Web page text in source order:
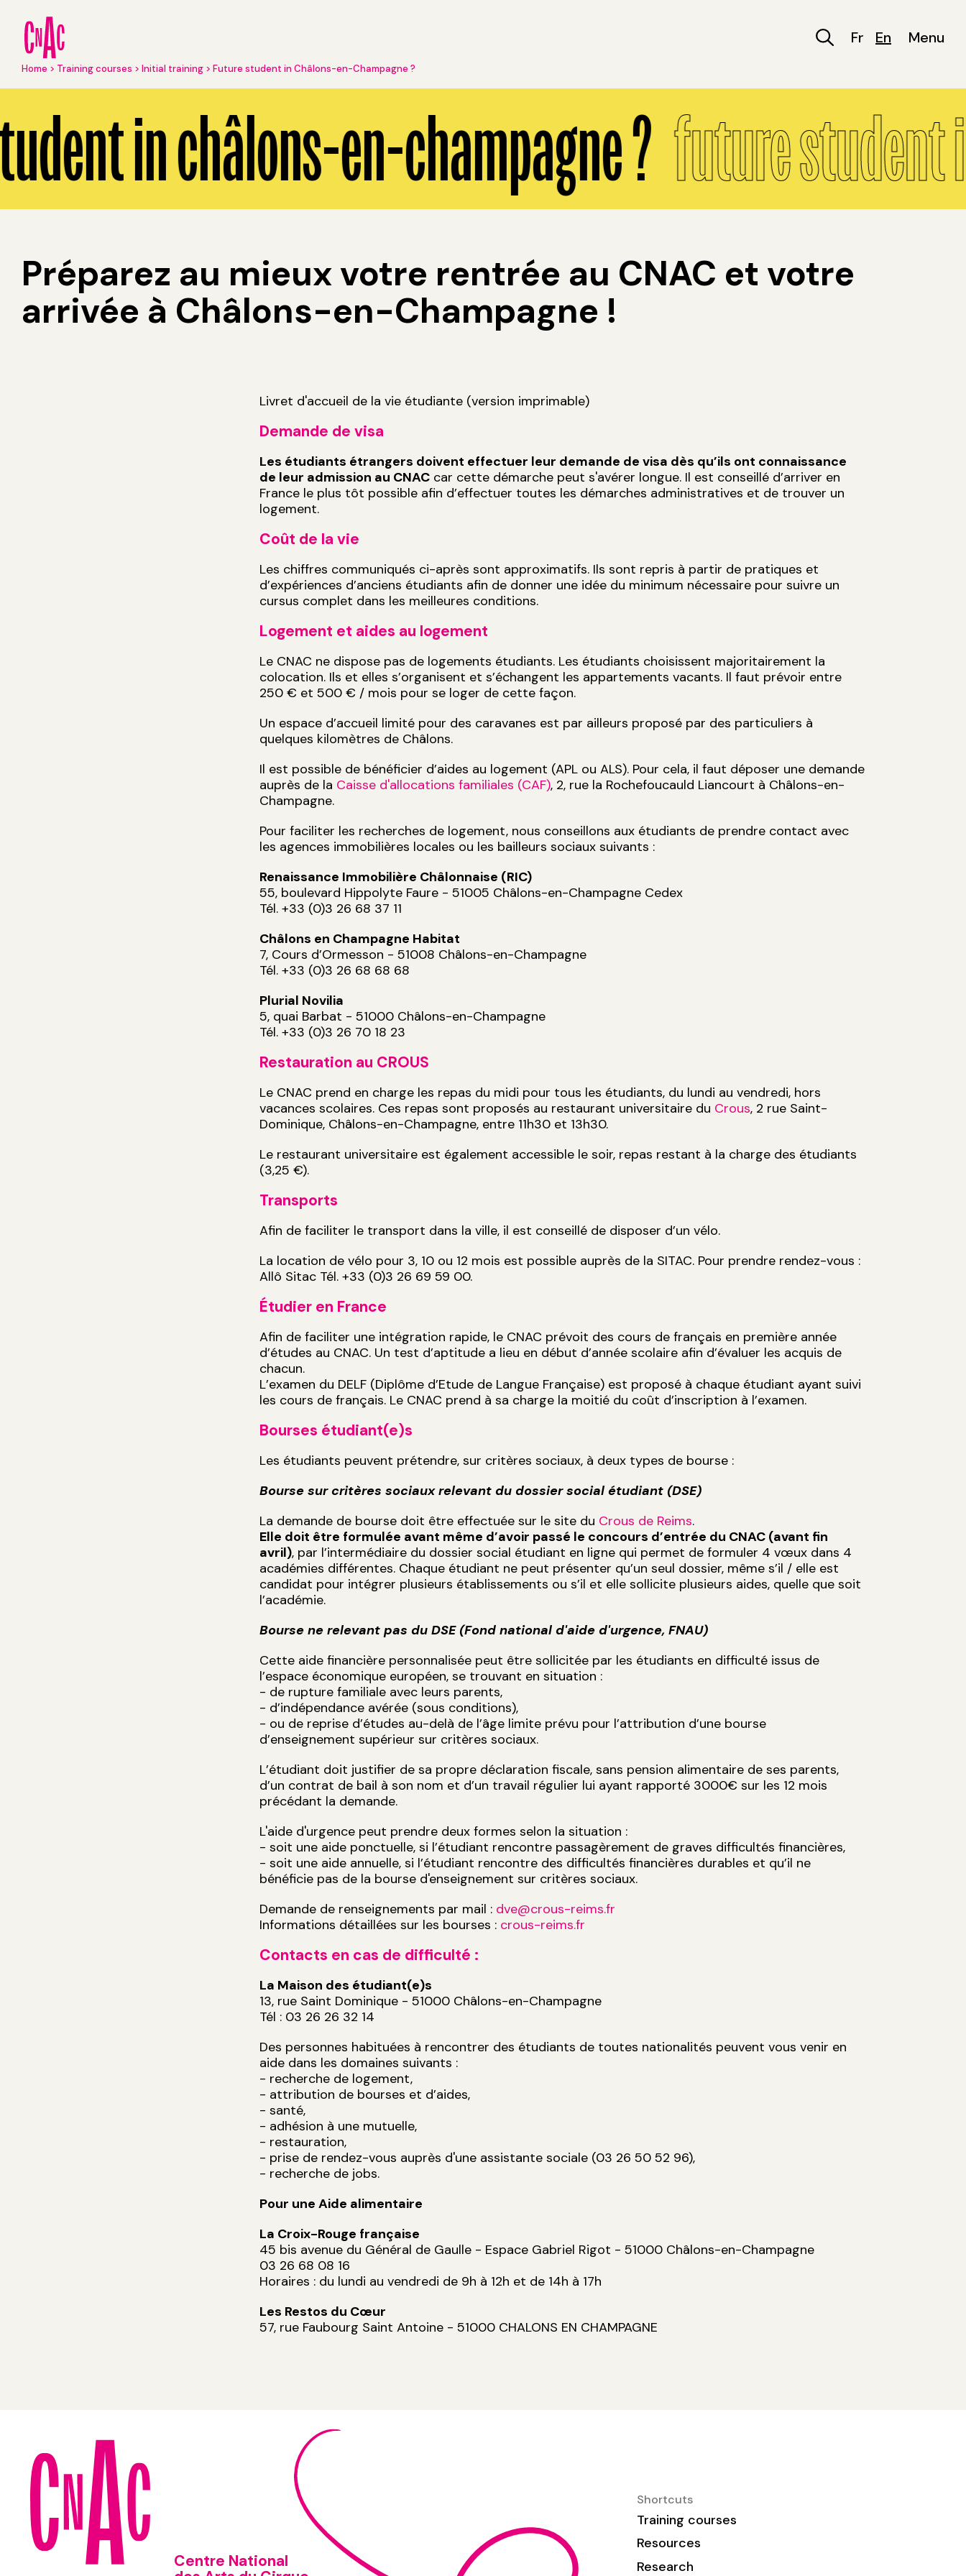
content
Fr En Menu
Breadcrumb
Home Training courses Initial training Future student in Châlons-en-Champagne ?
in châlons-en-champagne ? future student
Préparez au mieux votre rentrée au CNAC et votre
arrivée à Châlons-en-Champagne !
Livret d'accueil de la vie étudiante (version imprimable)
Demande de visa
Les étudiants étrangers doivent effectuer leur demande de visa dès qu’ils ont connaissance
de leur admission au CNAC car cette démarche peut s'avérer longue. Il est conseillé d’arriver en
France le plus tôt possible afin d’effectuer toutes les démarches administratives et de trouver un
logement.
Coût de la vie
Les chiffres communiqués ci-après sont approximatifs. Ils sont repris à partir de pratiques et
d’expériences d’anciens étudiants afin de donner une idée du minimum nécessaire pour suivre un
cursus complet dans les meilleures conditions.
Logement et aides au logement
Le CNAC ne dispose pas de logements étudiants. Les étudiants choisissent majoritairement la
colocation. Ils et elles s’organisent et s’échangent les appartements vacants. Il faut prévoir entre
250 € et 500 € / mois pour se loger de cette façon.
Un espace d’accueil limité pour des caravanes est par ailleurs proposé par des particuliers à
quelques kilomètres de Châlons.
Il est possible de bénéficier d’aides au logement (APL ou ALS). Pour cela, il faut déposer une demande
auprès de la Caisse d'allocations familiales (CAF), 2, rue la Rochefoucauld Liancourt à Châlons-en-
Champagne.
Pour faciliter les recherches de logement, nous conseillons aux étudiants de prendre contact avec
les agences immobilières locales ou les bailleurs sociaux suivants :
Renaissance Immobilière Châlonnaise (RIC)
55, boulevard Hippolyte Faure - 51005 Châlons-en-Champagne Cedex
Tél. +33 (0)3 26 68 37 11
Châlons en Champagne Habitat
7, Cours d’Ormesson - 51008 Châlons-en-Champagne
Tél. +33 (0)3 26 68 68 68
Plurial Novilia
5, quai Barbat - 51000 Châlons-en-Champagne
Tél. +33 (0)3 26 70 18 23
Restauration au CROUS
Le CNAC prend en charge les repas du midi pour tous les étudiants, du lundi au vendredi, hors
vacances scolaires. Ces repas sont proposés au restaurant universitaire du Crous, 2 rue Saint-
Dominique, Châlons-en-Champagne, entre 11h30 et 13h30.
Le restaurant universitaire est également accessible le soir, repas restant à la charge des étudiants
(3,25 €).
Transports
Afin de faciliter le transport dans la ville, il est conseillé de disposer d’un vélo.
La location de vélo pour 3, 10 ou 12 mois est possible auprès de la SITAC. Pour prendre rendez-vous :
Allô Sitac Tél. +33 (0)3 26 69 59 00.
Étudier en France
Afin de faciliter une intégration rapide, le CNAC prévoit des cours de français en première année
d’études au CNAC. Un test d’aptitude a lieu en début d’année scolaire afin d’évaluer les acquis de
chacun.
L’examen du DELF (Diplôme d’Etude de Langue Française) est proposé à chaque étudiant ayant suivi
les cours de français. Le CNAC prend à sa charge la moitié du coût d’inscription à l’examen.
Bourses étudiant(e)s
Les étudiants peuvent prétendre, sur critères sociaux, à deux types de bourse :
Bourse sur critères sociaux relevant du dossier social étudiant (DSE)
La demande de bourse doit être effectuée sur le site du Crous de Reims.
Elle doit être formulée avant même d’avoir passé le concours d’entrée du CNAC (avant fin
avril), par l’intermédiaire du dossier social étudiant en ligne qui permet de formuler 4 vœux dans 4
académies différentes. Chaque étudiant ne peut présenter qu’un seul dossier, même s’il / elle est
candidat pour intégrer plusieurs établissements ou s’il et elle sollicite plusieurs aides, quelle que soit
l’académie.
Bourse ne relevant pas du DSE (Fond national d'aide d'urgence, FNAU)
Cette aide financière personnalisée peut être sollicitée par les étudiants en difficulté issus de
l’espace économique européen, se trouvant en situation :
- de rupture familiale avec leurs parents,
- d’indépendance avérée (sous conditions),
- ou de reprise d’études au-delà de l’âge limite prévu pour l’attribution d’une bourse
d’enseignement supérieur sur critères sociaux.
L’étudiant doit justifier de sa propre déclaration fiscale, sans pension alimentaire de ses parents,
d’un contrat de bail à son nom et d’un travail régulier lui ayant rapporté 3000€ sur les 12 mois
précédant la demande.
L'aide d'urgence peut prendre deux formes selon la situation :
- soit une aide ponctuelle, si l’étudiant rencontre passagèrement de graves difficultés financières,
- soit une aide annuelle, si l’étudiant rencontre des difficultés financières durables et qu’il ne
bénéficie pas de la bourse d'enseignement sur critères sociaux.
Demande de renseignements par mail : dve@crous-reims.fr
Informations détaillées sur les bourses : crous-reims.fr
Contacts en cas de difficulté :
La Maison des étudiant(e)s
13, rue Saint Dominique - 51000 Châlons-en-Champagne
Tél : 03 26 26 32 14
Des personnes habituées à rencontrer des étudiants de toutes nationalités peuvent vous venir en
aide dans les domaines suivants :
- recherche de logement,
- attribution de bourses et d’aides,
- santé,
- adhésion à une mutuelle,
- restauration,
- prise de rendez-vous auprès d'une assistante sociale (03 26 50 52 96),
- recherche de jobs.
Pour une Aide alimentaire
La Croix-Rouge française
45 bis avenue du Général de Gaulle - Espace Gabriel Rigot - 51000 Châlons-en-Champagne
03 26 68 08 16
Horaires : du lundi au vendredi de 9h à 12h et de 14h à 17h
Les Restos du Cœur
57, rue Faubourg Saint Antoine - 51000 CHALONS EN CHAMPAGNE
Centre National
Shortcuts
Training courses
Resources
Research